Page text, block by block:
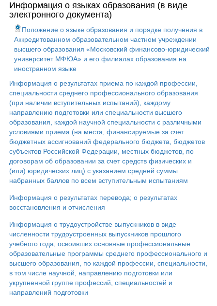
Информация о языках образования (в виде
электронного документа)
Положение о языке образования и порядке получения в
Аккредитованном образовательном частном учреждении
высшего образования «Московский финансово-юридический
университет МФЮА» и его филиалах образования на
иностранном языке
Информация о результатах приема по каждой профессии,
специальности среднего профессионального образования
(при наличии вступительных испытаний), каждому
направлению подготовки или специальности высшего
образования, каждой научной специальности с различными
условиями приема (на места, финансируемые за счет
бюджетных ассигнований федерального бюджета, бюджетов
субъектов Российской Федерации, местных бюджетов, по
договорам об образовании за счет средств физических и
(или) юридических лиц) с указанием средней суммы
набранных баллов по всем вступительным испытаниям
Информация о результатах перевода; о результатах
восстановления и отчисления
Информация о трудоустройстве выпускников в виде
численности трудоустроенных выпускников прошлого
учебного года, освоивших основные профессиональные
образовательные программы среднего профессионального и
высшего образования, по каждой профессии, специальности,
в том числе научной, направлению подготовки или
укрупненной группе профессий, специальностей и
направлений подготовки